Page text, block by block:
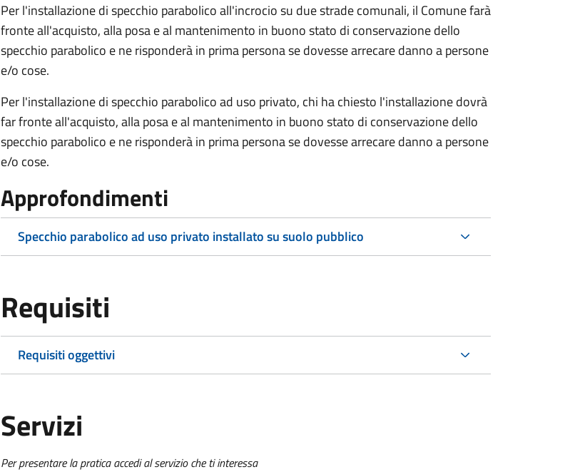
Per l'installazione di specchio parabolico all'incrocio su due strade comunali, il Comune farà
fronte all'acquisto, alla posa e al mantenimento in buono stato di conservazione dello
specchio parabolico e ne risponderà in prima persona se dovesse arrecare danno a persone
e/o cose.
Per l'installazione di specchio parabolico ad uso privato, chi ha chiesto l'installazione dovrà
far fronte all'acquisto, alla posa e al mantenimento in buono stato di conservazione dello
specchio parabolico e ne risponderà in prima persona se dovesse arrecare danno a persone
e/o cose.
Approfondimenti
Specchio parabolico ad uso privato installato su suolo pubblico
Requisiti
Requisiti oggettivi
Servizi
Per presentare la pratica accedi al servizio che ti interessa